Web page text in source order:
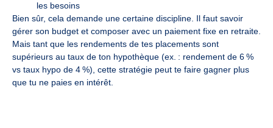
les besoins
Bien sûr, cela demande une certaine discipline. Il faut savoir
gérer son budget et composer avec un paiement fixe en retraite.
Mais tant que les rendements de tes placements sont
supérieurs au taux de ton hypothèque (ex. : rendement de 6 %
vs taux hypo de 4 %), cette stratégie peut te faire gagner plus
que tu ne paies en intérêt.